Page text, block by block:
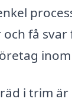
få svar
i trim är